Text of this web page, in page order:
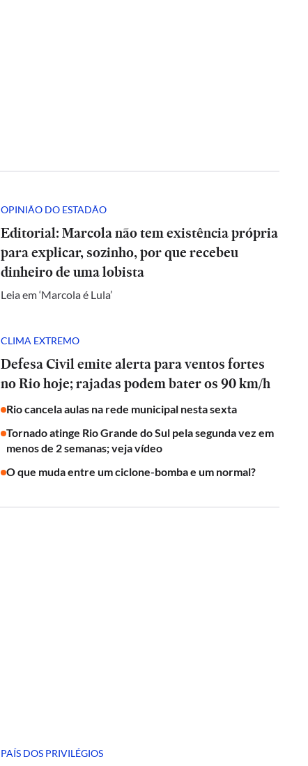
OPINIÃO DO ESTADÃO
Editorial: Marcola não tem existência própria
para explicar, sozinho, por que recebeu
dinheiro de uma lobista
Leia em ‘Marcola é Lula’
CLIMA EXTREMO
Defesa Civil emite alerta para ventos fortes
no Rio hoje; rajadas podem bater os 90 km/h
Rio cancela aulas na rede municipal nesta sexta
Tornado atinge Rio Grande do Sul pela segunda vez em
menos de 2 semanas; veja vídeo
O que muda entre um ciclone-bomba e um normal?
PAÍS DOS PRIVILÉGIOS